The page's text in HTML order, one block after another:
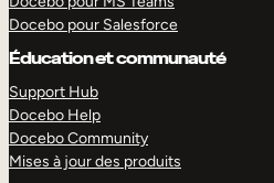
Docebo pour Salesforce
Éducation et communauté
Support Hub
Docebo Help
Docebo Community
Mises à jour des produits